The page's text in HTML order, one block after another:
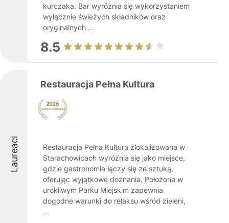
kurczaka. Bar wyróżnia się wykorzystaniem
wyłącznie świeżych składników oraz
oryginalnych ...
8.5
Laureaci
Restauracja Pełna Kultura
Restauracja Pełna Kultura zlokalizowana w
Starachowicach wyróżnia się jako miejsce,
gdzie gastronomia łączy się ze sztuką,
oferując wyjątkowe doznania. Położona w
urokliwym Parku Miejskim zapewnia
dogodne warunki do relaksu wśród zieleni,
...